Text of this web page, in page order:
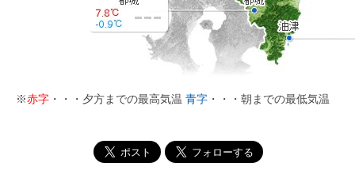
※赤字 ・・・夕方までの最高気温 青字 ・・・朝までの最低気温